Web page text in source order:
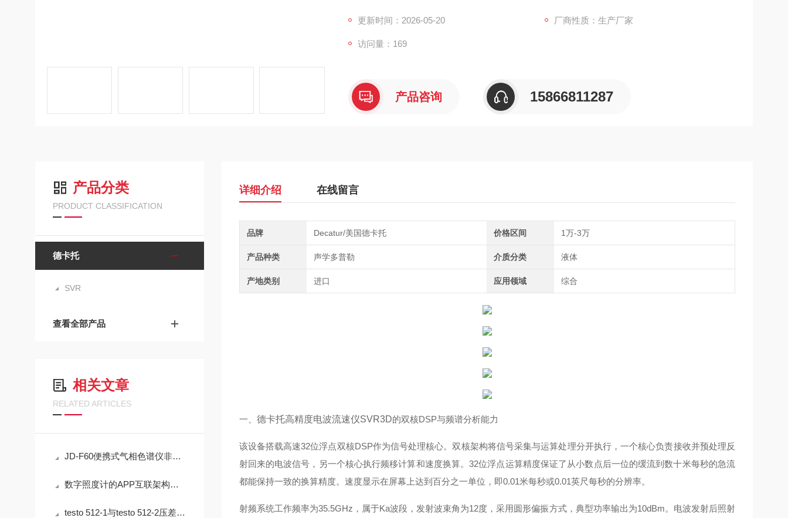
更新时间：2026-05-20 厂商性质：生产厂家
访问量：169
产品咨询 15866811287
产品分类
PRODUCT CLASSIFICATION
德卡托
SVR
查看全部产品
相关文章
RELATED ARTICLES
JD-F60便携式气相色谱仪非甲烷总烃现场快速检测技术方案
数字照度计的APP互联架构与现场数据闭环管理技术
testo 512-1与testo 512-2压差测量仪在通风系统中的应用技术分析
详细介绍 在线留言
品牌 Decatur/美国德卡托 价格区间 1万-3万
产品种类 声学多普勒 介质分类 液体
产地类别 进口 应用领域 综合
一、 德卡托高精度电波流速仪SVR3D的双核DSP与频谱分析能力
该设备搭载高速32位浮点双核DSP作为信号处理核心。双核架构将信号采集与运算处理分开执行，一个核心负责接收并预处理反
射回来的电波信号，另一个核心执行频移计算和速度换算。32位浮点运算精度保证了从小数点后一位的缓流到数十米每秒的急流
都能保持一致的换算精度。速度显示在屏幕上达到百分之一单位，即0.01米每秒或0.01英尺每秒的分辨率。
射频系统工作频率为35.5GHz，属于Ka波段，发射波束角为12度，采用圆形偏振方式，典型功率输出为10dBm。电波发射后照射